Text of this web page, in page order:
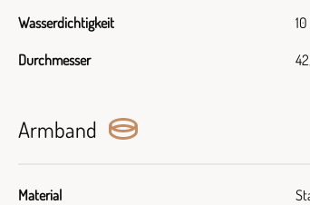
Wasserdichtigkeit
Durchmesser
Armband
Material